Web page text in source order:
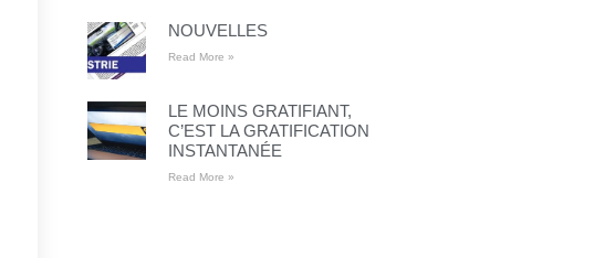
NOUVELLES
Read More »
LE MOINS GRATIFIANT,
C’EST LA GRATIFICATION
INSTANTANÉE
Read More »